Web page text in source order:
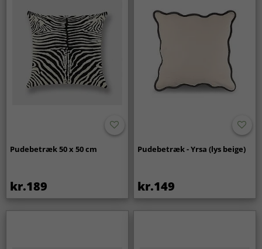
Pudebetræk 50 x 50 cm
kr.189
Pudebetræk - Yrsa (lys beige)
kr.149